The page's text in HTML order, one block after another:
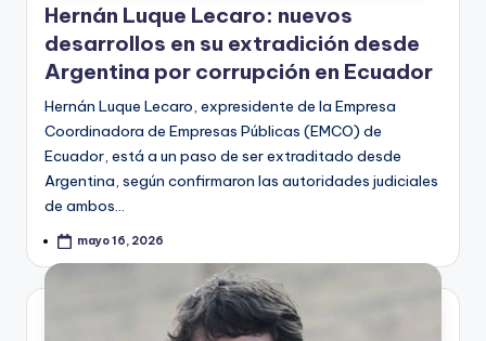
Hernán Luque Lecaro: nuevos
desarrollos en su extradición desde
Argentina por corrupción en Ecuador
Hernán Luque Lecaro, expresidente de la Empresa
Coordinadora de Empresas Públicas (EMCO) de
Ecuador, está a un paso de ser extraditado desde
Argentina, según confirmaron las autoridades judiciales
de ambos…
mayo 16, 2026